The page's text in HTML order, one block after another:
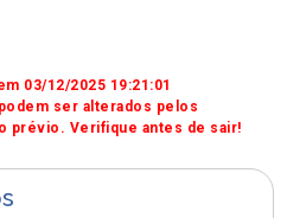
03/12/2025 19:21:01
ser alterados pelos
prévio. Verifique antes de sair!